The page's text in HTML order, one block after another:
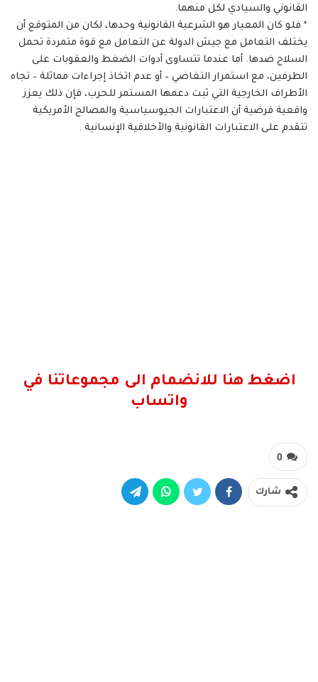
القانوني والسيادي لكل منهما.
* فلو كان المعيار هو الشرعية القانونية وحدها، لكان من المتوقع أن
يختلف التعامل مع جيش الدولة عن التعامل مع قوة متمردة تحمل
السلاح ضدها. أما عندما تتساوى أدوات الضغط والعقوبات على
الطرفين، مع استمرار التغاضي – أو عدم اتخاذ إجراءات مماثلة – تجاه
الأطراف الخارجية التي ثبت دعمها المستمر للحرب، فإن ذلك يعزز
واقعية فرضية أن الاعتبارات الجيوسياسية والمصالح الأمريكية
تتقدم على الاعتبارات القانونية والأخلاقية الإنسانية .
اضغط هنا للانضمام الى مجموعاتنا في
واتساب
0
شارك